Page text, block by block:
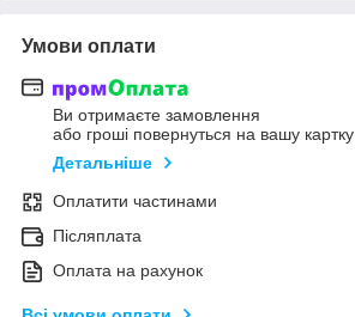
Умови оплати
Ви отримаєте замовлення
або гроші повернуться на вашу картку
Детальніше
Оплатити частинами
Післяплата
Оплата на рахунок